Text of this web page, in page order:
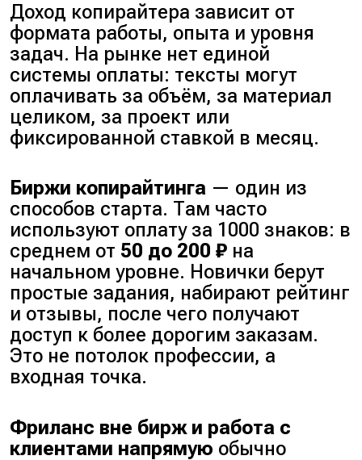
Доход копирайтера зависит от
формата работы, опыта и уровня
задач. На рынке нет единой
системы оплаты: тексты могут
оплачивать за объём, за материал
целиком, за проект или
фиксированной ставкой в месяц.
Биржи копирайтинга — один из
способов старта. Там часто
используют оплату за 1000 знаков: в
среднем от 50 до 200 ₽ на
начальном уровне. Новички берут
простые задания, набирают рейтинг
и отзывы, после чего получают
доступ к более дорогим заказам.
Это не потолок профессии, а
входная точка.
Фриланс вне бирж и работа с
клиентами напрямую обычно